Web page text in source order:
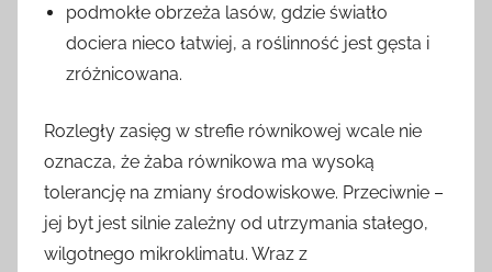
podmokłe obrzeża lasów, gdzie światło
dociera nieco łatwiej, a roślinność jest gęsta i
zróżnicowana.
Rozległy zasięg w strefie równikowej wcale nie
oznacza, że żaba równikowa ma wysoką
tolerancję na zmiany środowiskowe. Przeciwnie –
jej byt jest silnie zależny od utrzymania stałego,
wilgotnego mikroklimatu. Wraz z